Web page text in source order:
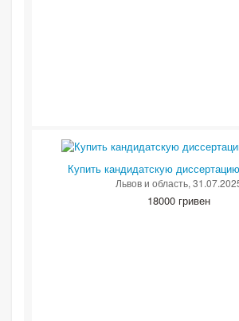
Купить кандидатскую
Львов и область,
18000 гривен